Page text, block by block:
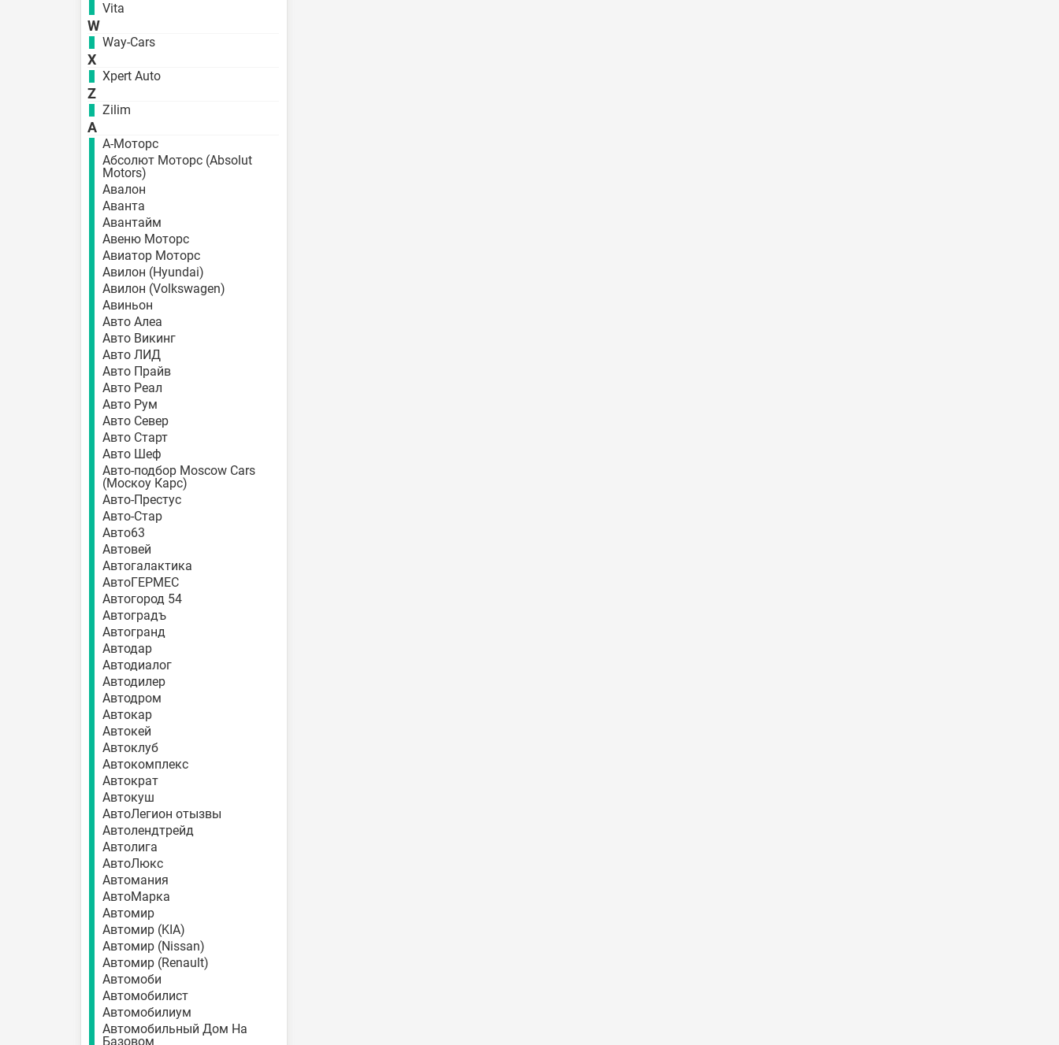
Vita
W
Way-Cars
X
Xpert Auto
Z
Zilim
А
А-Моторс
Абсолют Моторс (Absolut
Motors)
Авалон
Аванта
Авантайм
Авеню Моторс
Авиатор Моторс
Авилон (Hyundai)
Авилон (Volkswagen)
Авиньон
Авто Алеа
Авто Викинг
Авто ЛИД
Авто Прайв
Авто Реал
Авто Рум
Авто Север
Авто Старт
Авто Шеф
Авто-подбор Moscow Cars
(Москоу Карс)
Авто-Престус
Авто-Стар
Авто63
Автовей
Автогалактика
АвтоГЕРМЕС
Автогород 54
Автоградъ
Автогранд
Автодар
Автодиалог
Автодилер
Автодром
Автокар
Автокей
Автоклуб
Автокомплекс
Автократ
Автокуш
АвтоЛегион отызвы
Автолендтрейд
Автолига
АвтоЛюкс
Автомания
АвтоМарка
Автомир
Автомир (KIA)
Автомир (Nissan)
Автомир (Renault)
Автомоби
Автомобилист
Автомобилиум
Автомобильный Дом На
Базовом